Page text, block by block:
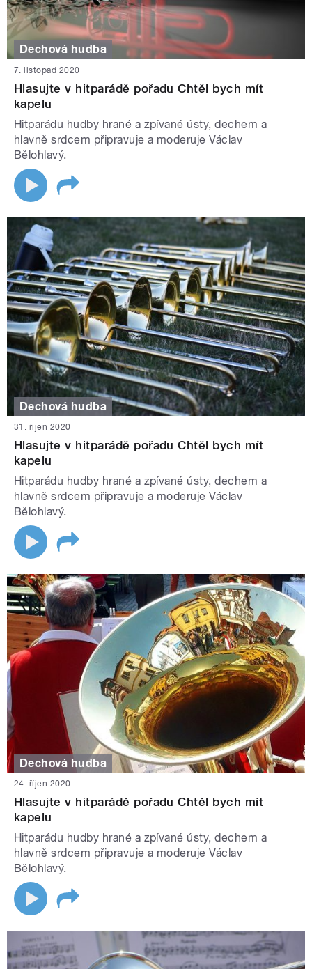
Dechová hudba
7. listopad 2020
Hlasujte v hitparádě pořadu Chtěl bych mít
kapelu
Hitparádu hudby hrané a zpívané ústy, dechem a
hlavně srdcem připravuje a moderuje Václav
Bělohlavý.
Dechová hudba
31. říjen 2020
Hlasujte v hitparádě pořadu Chtěl bych mít
kapelu
Hitparádu hudby hrané a zpívané ústy, dechem a
hlavně srdcem připravuje a moderuje Václav
Bělohlavý.
Dechová hudba
24. říjen 2020
Hlasujte v hitparádě pořadu Chtěl bych mít
kapelu
Hitparádu hudby hrané a zpívané ústy, dechem a
hlavně srdcem připravuje a moderuje Václav
Bělohlavý.